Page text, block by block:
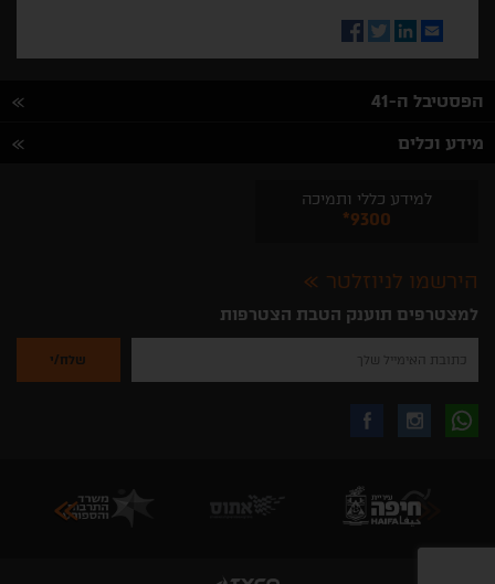
Email
LinkedIn
Twitter
Facebook
הפסטיבל ה-41
מידע וכלים
למידע כללי ותמיכה
*9300
הירשמו לניוזלטר
למצטרפים תוענק הטבת הצטרפות
להזין
שלך
להרשמה
לקבלת
באינסטגרם
עקבו
בפייסבוק